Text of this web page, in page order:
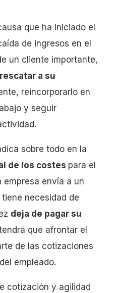
que ha iniciado el
de ingresos en el
un cliente importante,
a su
reincorporarlo en
y seguir
sobre todo en la
de los costes para el
empresa envía a un
tiene necesidad de
deja de pagar su
que afrontar el
de las cotizaciones
empleado.
cotización y agilidad